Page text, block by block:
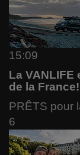
15:09
La VANLIFE
de la France!
PRÊTS pour
6